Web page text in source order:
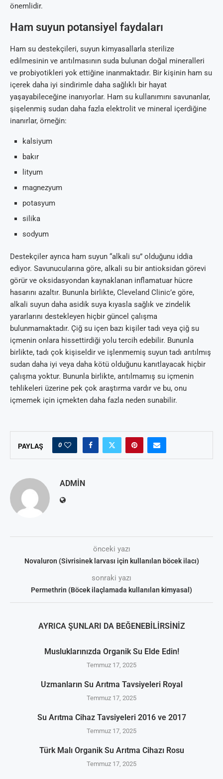
önemlidir.
Ham suyun potansiyel faydaları
Ham su destekçileri, suyun kimyasallarla sterilize
edilmesinin ve arıtılmasının suda bulunan doğal mineralleri
ve probiyotikleri yok ettiğine inanmaktadır. Bir kişinin ham su
içerek daha iyi sindirimle daha sağlıklı bir hayat
yaşayabileceğine inanıyorlar. Ham su kullanımını savunanlar,
şişelenmiş sudan daha fazla elektrolit ve mineral içerdiğine
inanırlar, örneğin:
kalsiyum
bakır
lityum
magnezyum
potasyum
silika
sodyum
Destekçiler ayrıca ham suyun “alkali su” olduğunu iddia
ediyor. Savunucularına göre, alkali su bir antioksidan görevi
görür ve oksidasyondan kaynaklanan inflamatuar hücre
hasarını azaltır. Bununla birlikte, Cleveland Clinic’e göre,
alkali suyun daha asidik suya kıyasla sağlık ve zindelik
yararlarını destekleyen hiçbir güncel çalışma
bulunmamaktadır. Çiğ su içen bazı kişiler tadı veya çiğ su
içmenin onlara hissettirdiği yolu tercih edebilir. Bununla
birlikte, tadı çok kişiseldir ve işlenmemiş suyun tadı arıtılmış
sudan daha iyi veya daha kötü olduğunu kanıtlayacak hiçbir
çalışma yoktur. Bununla birlikte, arıtılmamış su içmenin
tehlikeleri üzerine pek çok araştırma vardır ve bu, onu
içmemek için içmekten daha fazla neden sunabilir.
PAYLAŞ 0
ADMIN
önceki yazı
Novaluron (Sivrisinek larvası için kullanılan böcek ilacı)
sonraki yazı
Permethrin (Böcek ilaçlamada kullanılan kimyasal)
AYRICA ŞUNLARI DA BEĞENEBILIRSINIZ
Musluklarınızda Organik Su Elde Edin!
Temmuz 17, 2025
Uzmanların Su Arıtma Tavsiyeleri Royal
Temmuz 17, 2025
Su Arıtma Cihaz Tavsiyeleri 2016 ve 2017
Temmuz 17, 2025
Türk Malı Organik Su Arıtma Cihazı Rosu
Temmuz 17, 2025